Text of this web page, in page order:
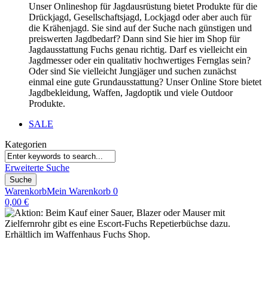
Unser Onlineshop für Jagdausrüstung bietet Produkte für die
Drückjagd, Gesellschaftsjagd, Lockjagd oder aber auch für
die Krähenjagd. Sie sind auf der Suche nach günstigen und
preiswerten Jagdbedarf? Dann sind Sie hier im Shop für
Jagdausstattung Fuchs genau richtig. Darf es vielleicht ein
Jagdmesser oder ein qualitativ hochwertiges Fernglas sein?
Oder sind Sie vielleicht Jungjäger und suchen zunächst
einmal eine gute Grundausstattung? Unser Online Store bietet
Jagdbekleidung, Waffen, Jagdoptik und viele Outdoor
Produkte.
SALE
Kategorien
Erweiterte Suche
Suche
WarenkorbMein Warenkorb 0
0,00 €